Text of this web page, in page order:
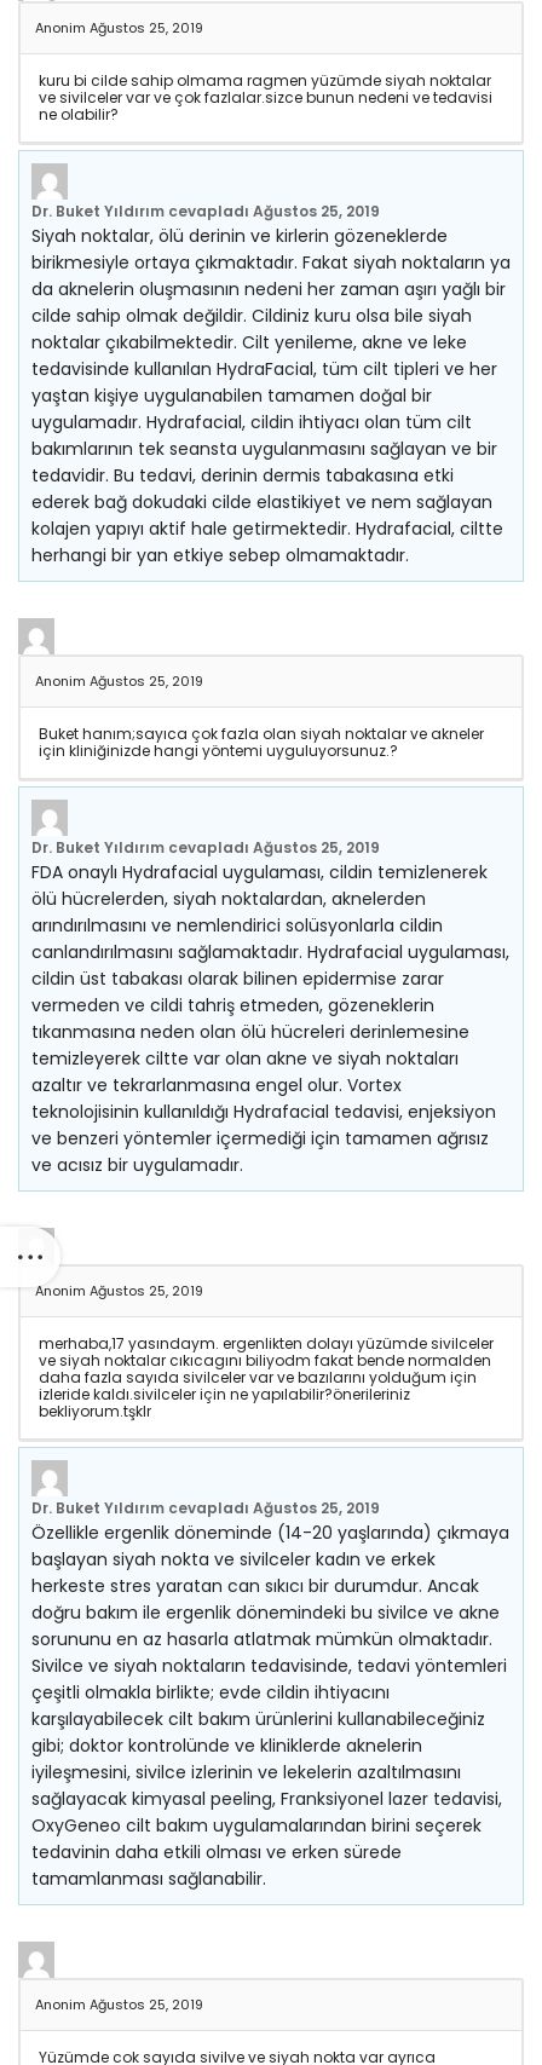
Anonim Ağustos 25, 2019
kuru bi cilde sahip olmama ragmen yüzümde siyah noktalar
ve sivilceler var ve çok fazlalar.sizce bunun nedeni ve tedavisi
ne olabilir?
Dr. Buket Yıldırım cevapladı Ağustos 25, 2019
Siyah noktalar, ölü derinin ve kirlerin gözeneklerde
birikmesiyle ortaya çıkmaktadır. Fakat siyah noktaların ya
da aknelerin oluşmasının nedeni her zaman aşırı yağlı bir
cilde sahip olmak değildir. Cildiniz kuru olsa bile siyah
noktalar çıkabilmektedir. Cilt yenileme, akne ve leke
tedavisinde kullanılan HydraFacial, tüm cilt tipleri ve her
yaştan kişiye uygulanabilen tamamen doğal bir
uygulamadır. Hydrafacial, cildin ihtiyacı olan tüm cilt
bakımlarının tek seansta uygulanmasını sağlayan ve bir
tedavidir. Bu tedavi, derinin dermis tabakasına etki
ederek bağ dokudaki cilde elastikiyet ve nem sağlayan
kolajen yapıyı aktif hale getirmektedir. Hydrafacial, ciltte
herhangi bir yan etkiye sebep olmamaktadır.
Anonim Ağustos 25, 2019
Buket hanım;sayıca çok fazla olan siyah noktalar ve akneler
için kliniğinizde hangi yöntemi uyguluyorsunuz.?
Dr. Buket Yıldırım cevapladı Ağustos 25, 2019
FDA onaylı Hydrafacial uygulaması, cildin temizlenerek
ölü hücrelerden, siyah noktalardan, aknelerden
arındırılmasını ve nemlendirici solüsyonlarla cildin
canlandırılmasını sağlamaktadır. Hydrafacial uygulaması,
cildin üst tabakası olarak bilinen epidermise zarar
vermeden ve cildi tahriş etmeden, gözeneklerin
tıkanmasına neden olan ölü hücreleri derinlemesine
temizleyerek ciltte var olan akne ve siyah noktaları
azaltır ve tekrarlanmasına engel olur. Vortex
teknolojisinin kullanıldığı Hydrafacial tedavisi, enjeksiyon
ve benzeri yöntemler içermediği için tamamen ağrısız
ve acısız bir uygulamadır.
Anonim Ağustos 25, 2019
merhaba,17 yasındaym. ergenlikten dolayı yüzümde sivilceler
ve siyah noktalar cıkıcagını biliyodm fakat bende normalden
daha fazla sayıda sivilceler var ve bazılarını yolduğum için
izleride kaldı.sivilceler için ne yapılabilir?önerileriniz
bekliyorum.tşklr
Dr. Buket Yıldırım cevapladı Ağustos 25, 2019
Özellikle ergenlik döneminde (14-20 yaşlarında) çıkmaya
başlayan siyah nokta ve sivilceler kadın ve erkek
herkeste stres yaratan can sıkıcı bir durumdur. Ancak
doğru bakım ile ergenlik dönemindeki bu sivilce ve akne
sorununu en az hasarla atlatmak mümkün olmaktadır.
Sivilce ve siyah noktaların tedavisinde, tedavi yöntemleri
çeşitli olmakla birlikte; evde cildin ihtiyacını
karşılayabilecek cilt bakım ürünlerini kullanabileceğiniz
gibi; doktor kontrolünde ve kliniklerde aknelerin
iyileşmesini, sivilce izlerinin ve lekelerin azaltılmasını
sağlayacak kimyasal peeling, Franksiyonel lazer tedavisi,
OxyGeneo cilt bakım uygulamalarından birini seçerek
tedavinin daha etkili olması ve erken sürede
tamamlanması sağlanabilir.
Anonim Ağustos 25, 2019
Yüzümde cok sayıda sivilve ve siyah nokta var ayrıca